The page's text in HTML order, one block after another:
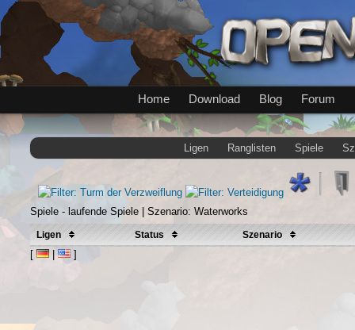
Home Download Blog Forum
Ligen Ranglisten Spiele
Spiele - laufende Spiele | Szenario: Waterworks
Ligen Status Szenario
[ | ]